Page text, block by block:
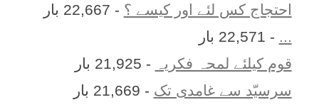
احتجاج کس لئے اور کیسے ؟ - 22,667 بار
... - 22,571 بار
قوم کیلئے لمحہ فکریہ
- 21,925 بار
سرسیّد سے غامدی تک - 21,669 بار